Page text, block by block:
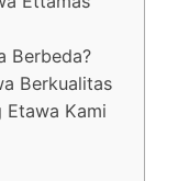
Berbeda?
Berkualitas
Etawa Kami